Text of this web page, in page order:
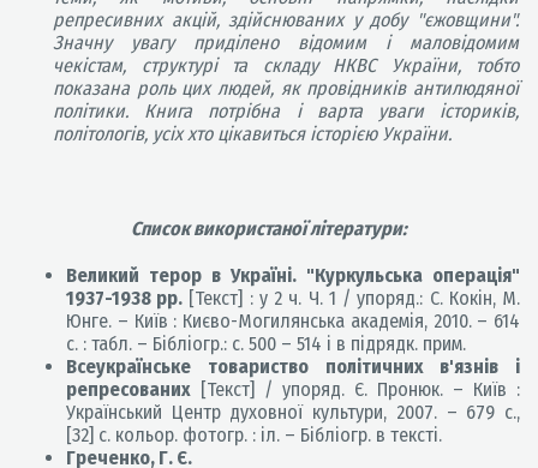
репресивних акцій, здійснюваних у добу "єжовщини".
Значну увагу приділено відомим і маловідомим
чекістам, структурі та складу НКВС України, тобто
показана роль цих людей, як провідників антилюдяної
політики. Книга потрібна і варта уваги істориків,
політологів, усіх хто цікавиться історією України.
Список використаної літератури:
Великий терор в Україні. "Куркульська операція"
1937-1938 рр. [Текст] : у 2 ч. Ч. 1 / упоряд.: С. Кокін, М.
Юнге. – Київ : Києво-Могилянська академія, 2010. – 614
с. : табл. – Бібліогр.: с. 500 – 514 і в підрядк. прим.
Всеукраїнське товариство політичних в'язнів і
репресованих [Текст] / упоряд. Є. Пронюк. – Київ :
Український Центр духовної культури, 2007. – 679 с.,
[32] с. кольор. фотогр. : іл. – Бібліогр. в тексті.
Греченко, Г. Є.